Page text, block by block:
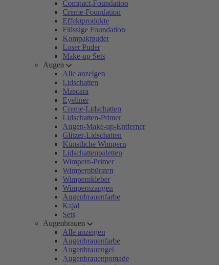
Compact-Foundation
Creme-Foundation
Effektprodukte
Flüssige Foundation
Kompaktpuder
Loser Puder
Make-up Sets
Augen
Alle anzeigen
Lidschatten
Mascara
Eyeliner
Creme-Lidschatten
Lidschatten-Primer
Augen-Make-up-Entferner
Glitzer-Lidschatten
Künstliche Wimpern
Lidschattenpaletten
Wimpern-Primer
Wimpernbürsten
Wimpernkleber
Wimpernzangen
Augenbrauenfarbe
Kajal
Sets
Augenbrauen
Alle anzeigen
Augenbrauenfarbe
Augenbrauengel
Augenbrauenpomade